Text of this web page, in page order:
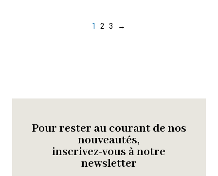
1 2 3 →
Pour rester au courant de nos
nouveautés,
inscrivez-vous à notre
newsletter